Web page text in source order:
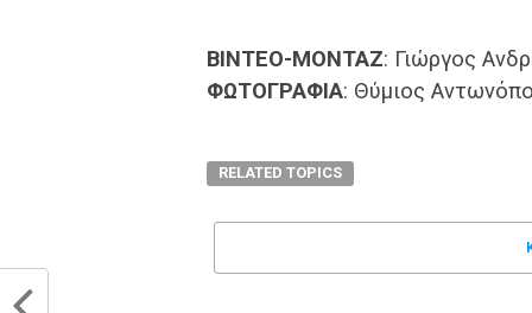
ΒΙΝΤΕΟ-ΜΟΝΤΑΖ: Γιώργος
ΦΩΤΟΓΡΑΦΙΑ: Θύμιος
RELATED TOPICS